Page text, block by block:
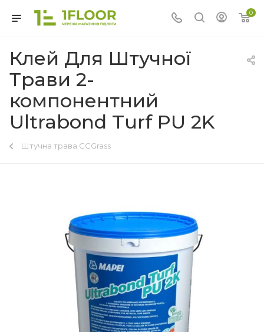
0
Клей Для Штучної
Трави 2-
компонентний
Ultrabond Turf PU 2K
Штучна трава CCGrass